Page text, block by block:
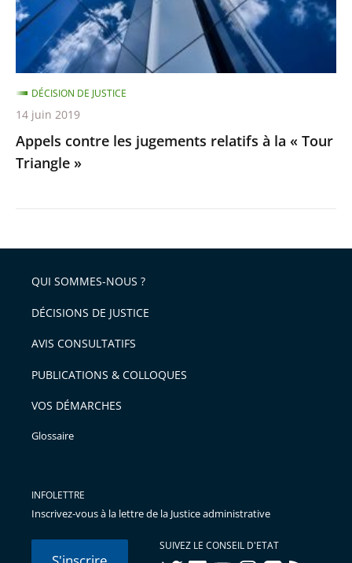
la
«
Tour
Triangle
»
Appels contre les jugements relatifs à la « Tour
Triangle »
DÉCISION DE JUSTICE
14 juin 2019
QUI SOMMES-NOUS ?
DÉCISIONS DE JUSTICE
AVIS CONSULTATIFS
PUBLICATIONS & COLLOQUES
VOS DÉMARCHES
Glossaire
INFOLETTRE
Inscrivez-vous à la lettre de la Justice administrative
SUIVEZ LE CONSEIL D'ETAT